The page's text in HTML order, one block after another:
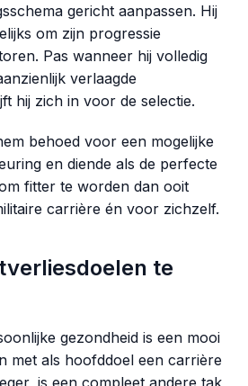
gericht aanpassen. Hij
om zijn progressie
Pas wanneer hij volledig
verlaagde
hij zich in voor de selectie.
behoed voor een mogelijke
en diende als de perfecte
fitter te worden dan ooit
carrière én voor zichzelf.
te
gezondheid is een mooi
met als hoofddoel een carrière
is een compleet andere tak